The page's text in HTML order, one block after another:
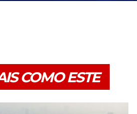
COMO ESTE